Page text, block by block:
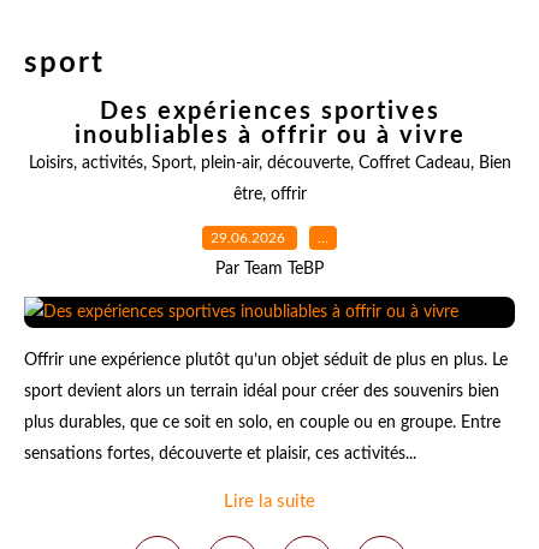
sport
Des expériences sportives
inoubliables à offrir ou à vivre
Loisirs, activités, Sport, plein-air, découverte, Coffret Cadeau, Bien
être, offrir
29.06.2026 …
Par Team TeBP
Offrir une expérience plutôt qu’un objet séduit de plus en plus. Le
sport devient alors un terrain idéal pour créer des souvenirs bien
plus durables, que ce soit en solo, en couple ou en groupe. Entre
sensations fortes, découverte et plaisir, ces activités...
Lire la suite